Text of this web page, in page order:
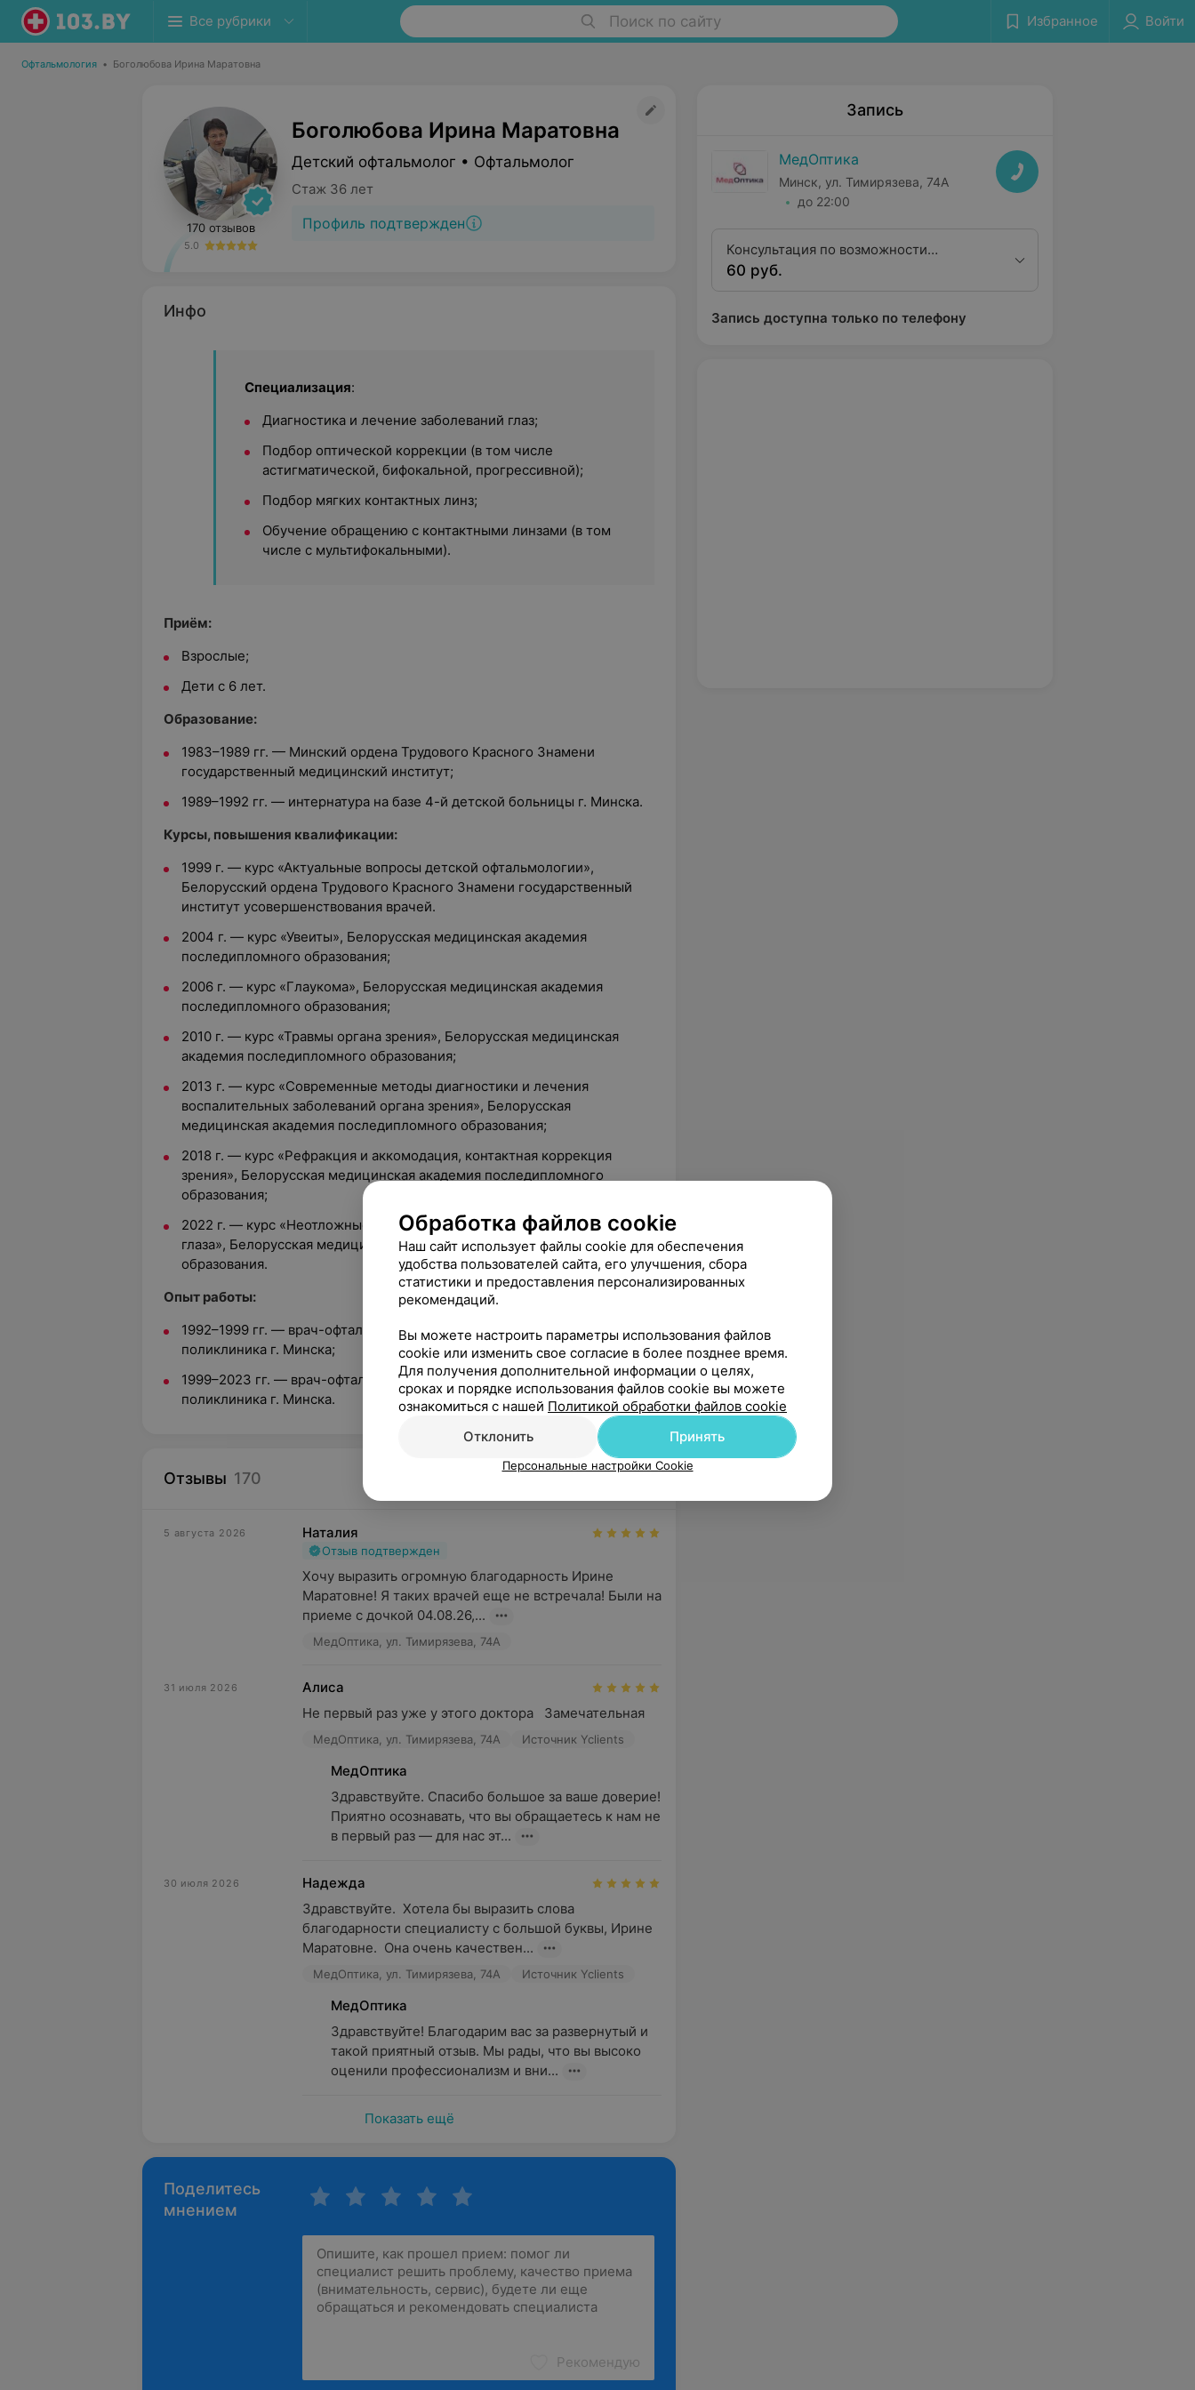
Все рубрики Поиск по сайту Избранное Войти
Офтальмология • Боголюбова Ирина Маратовна
170 отзывов
5.0
Боголюбова Ирина Маратовна
Детский офтальмолог • Офтальмолог
Стаж 36 лет
Профиль подтвержден
Инфо
Специализация:
Диагностика и лечение заболеваний глаз;
Подбор оптической коррекции (в том числе
астигматической, бифокальной, прогрессивной);
Подбор мягких контактных линз;
Обучение обращению с контактными линзами (в том
числе с мультифокальными).
Приём:
Взрослые;
Дети с 6 лет.
Образование:
1983–1989 гг. — Минский ордена Трудового Красного Знамени
государственный медицинский институт;
1989–1992 гг. — интернатура на базе 4-й детской больницы г. Минска.
Курсы, повышения квалификации:
1999 г. — курс «Актуальные вопросы детской офтальмологии»,
Белорусский ордена Трудового Красного Знамени государственный
институт усовершенствования врачей.
2004 г. — курс «Увеиты», Белорусская медицинская академия
последипломного образования;
2006 г. — курс «Глаукома», Белорусская медицинская академия
последипломного образования;
2010 г. — курс «Травмы органа зрения», Белорусская медицинская
академия последипломного образования;
2013 г. — курс «Современные методы диагностики и лечения
воспалительных заболеваний органа зрения», Белорусская
медицинская академия последипломного образования;
2018 г. — курс «Рефракция и аккомодация, контактная коррекция
зрения», Белорусская медицинская академия последипломного
образования;
2022 г. — курс «Неотложные состояния и травмы переднего отрезка
глаза», Белорусская медицинская академия последипломного
образования.
Опыт работы:
1992–1999 гг. — врач-офтальмолог, 13-я городская детская
поликлиника г. Минска;
1999–2023 гг. — врач-офтальмолог,16-я городская детская
поликлиника г. Минска.
Отзывы 170
5 августа 2026 Наталия
Отзыв подтвержден
Хочу выразить огромную благодарность Ирине
Маратовне! Я таких врачей еще не встречала! Были на
приеме с дочкой 04.08.26,...
МедОптика, ул. Тимирязева, 74А
31 июля 2026
Алиса
Не первый раз уже у этого доктора   Замечательная
МедОптика, ул. Тимирязева, 74А Источник Yclients
МедОптика
Здравствуйте. Спасибо большое за ваше доверие!
Приятно осознавать, что вы обращаетесь к нам не
в первый раз — для нас эт...
30 июля 2026
Надежда
Здравствуйте.  Хотела бы выразить слова
благодарности специалисту с большой буквы, Ирине
Маратовне.  Она очень качествен...
МедОптика, ул. Тимирязева, 74А Источник Yclients
МедОптика
Здравствуйте! Благодарим вас за развернутый и
такой приятный отзыв. Мы рады, что вы высоко
оценили профессионализм и вни...
Показать ещё
Поделитесь
мнением
Рекомендую
Запись
МедОптика
Минск, ул. Тимирязева, 74А
до 22:00
Консультация по возможности
применения метода ортокератологии
60 руб.
Запись доступна только по телефону
Обработка файлов cookie
Наш сайт использует файлы cookie для обеспечения
удобства пользователей сайта, его улучшения, сбора
статистики и предоставления персонализированных
рекомендаций.
Вы можете настроить параметры использования файлов
cookie или изменить свое согласие в более позднее время.
Для получения дополнительной информации о целях,
сроках и порядке использования файлов cookie вы можете
ознакомиться с нашей Политикой обработки файлов cookie
Отклонить
Принять
Персональные настройки Cookie